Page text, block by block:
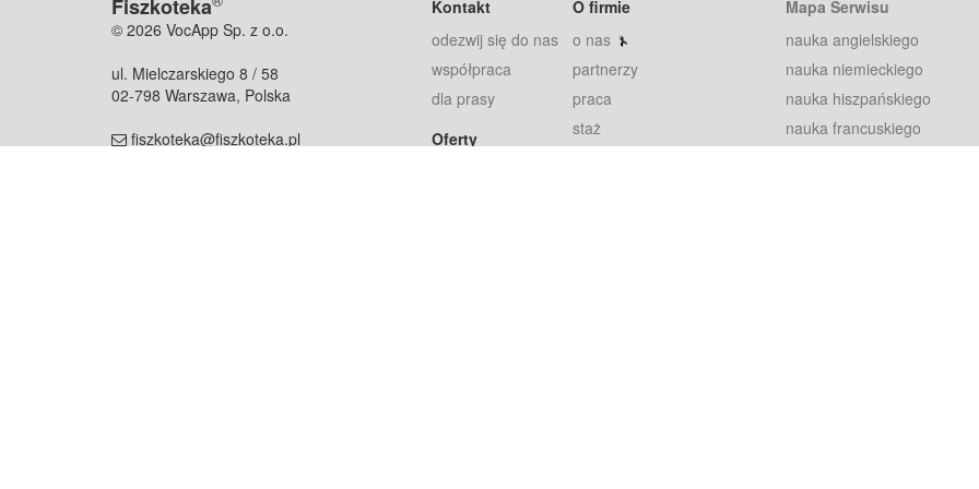
Fiszkoteka
© 2026 VocApp Sp. z o.o.
ul. Mielczarskiego 8 / 58
02-798 Warszawa, Polska
fiszkoteka@fiszkoteka.pl
Kontakt
odezwij się do nas
współpraca
dla prasy
Oferty
O firmie
o nas
partnerzy
praca
staż
Mapa Serwisu
nauka angielskiego
nauka niemieckiego
nauka hiszpańskiego
nauka francuskiego